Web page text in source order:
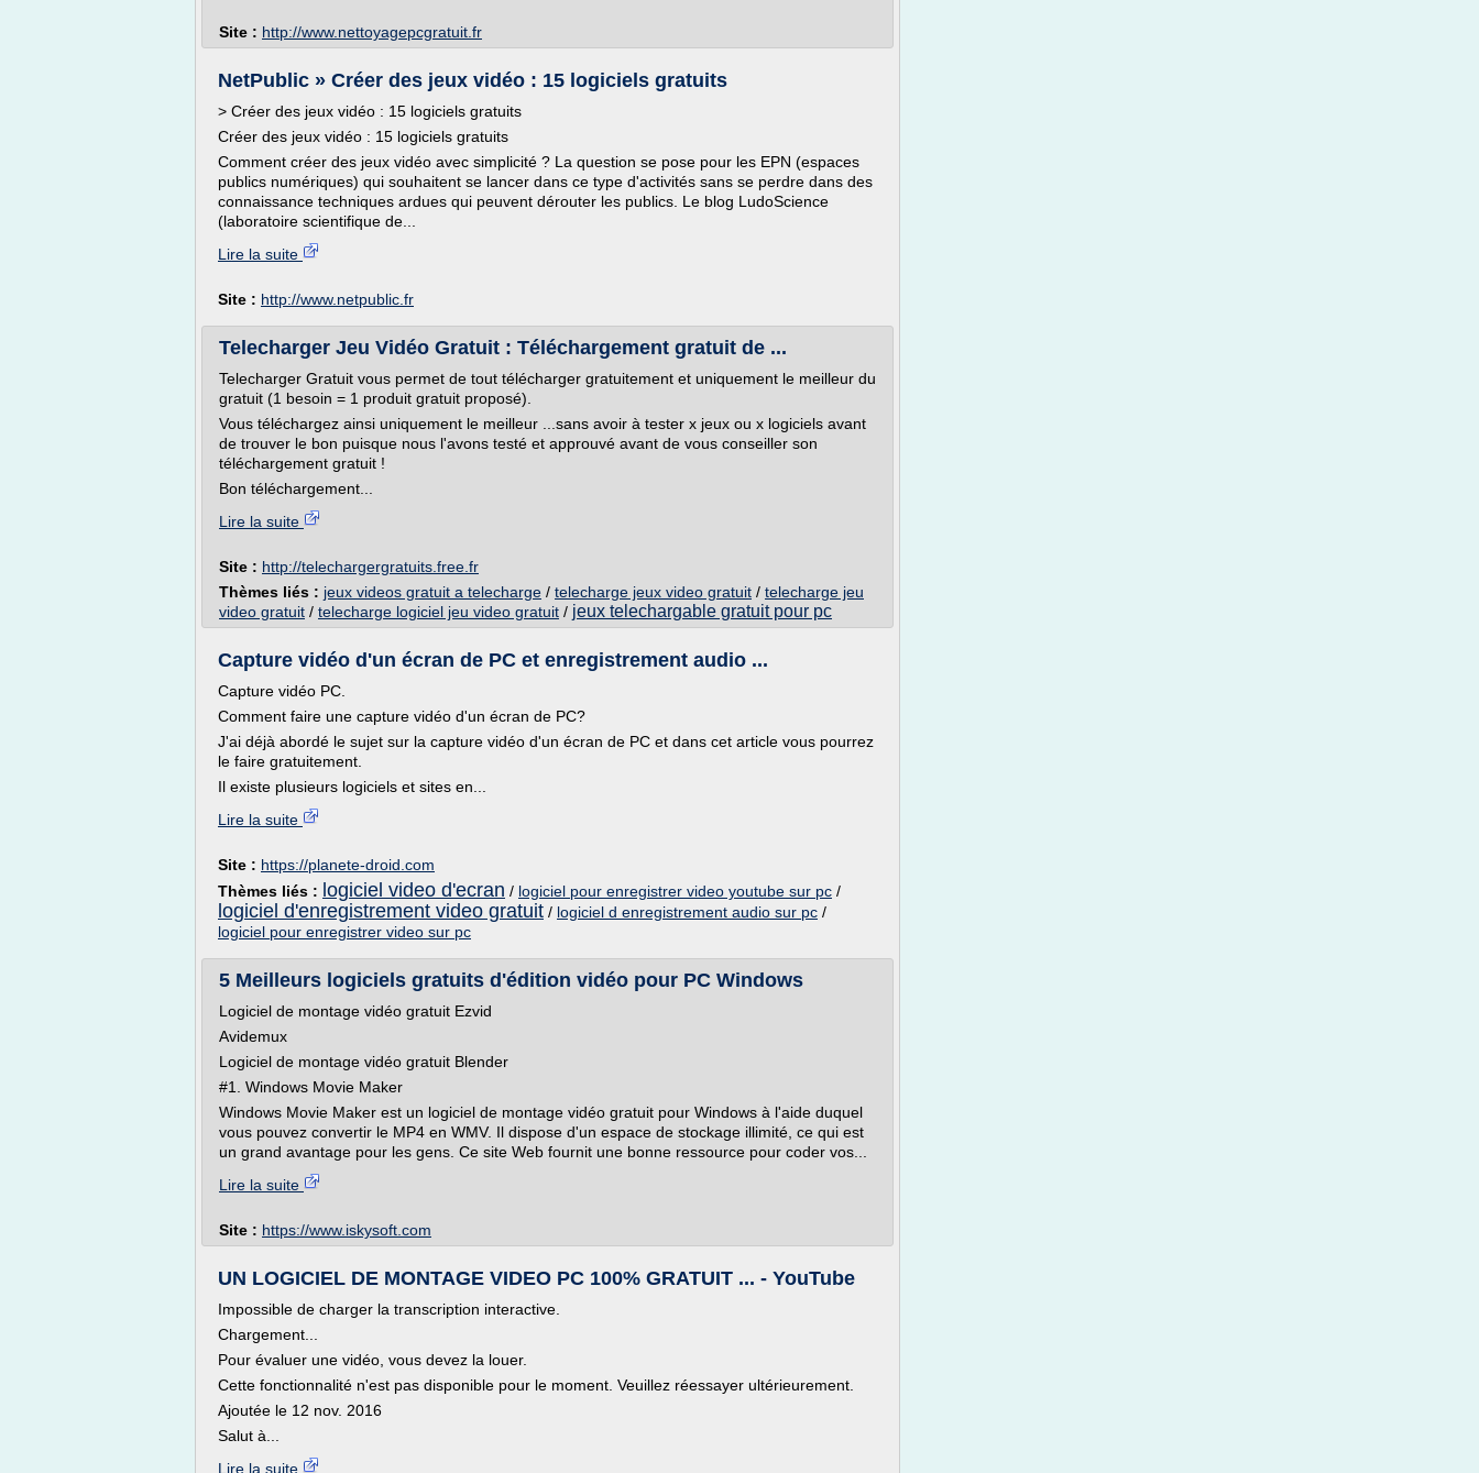
Site : http://www.nettoyagepcgratuit.fr
NetPublic » Créer des jeux vidéo : 15 logiciels gratuits
> Créer des jeux vidéo : 15 logiciels gratuits
Créer des jeux vidéo : 15 logiciels gratuits
Comment créer des jeux vidéo avec simplicité ? La question se pose pour les EPN (espaces
publics numériques) qui souhaitent se lancer dans ce type d'activités sans se perdre dans des
connaissance techniques ardues qui peuvent dérouter les publics. Le blog LudoScience
(laboratoire scientifique de...
Lire la suite
Site : http://www.netpublic.fr
Telecharger Jeu Vidéo Gratuit : Téléchargement gratuit de ...
Telecharger Gratuit vous permet de tout télécharger gratuitement et uniquement le meilleur du
gratuit (1 besoin = 1 produit gratuit proposé).
Vous téléchargez ainsi uniquement le meilleur ...sans avoir à tester x jeux ou x logiciels avant
de trouver le bon puisque nous l'avons testé et approuvé avant de vous conseiller son
téléchargement gratuit !
Bon téléchargement...
Lire la suite
Site : http://telechargergratuits.free.fr
Thèmes liés : jeux videos gratuit a telecharge / telecharge jeux video gratuit / telecharge jeu
video gratuit / telecharge logiciel jeu video gratuit / jeux telechargable gratuit pour pc
Capture vidéo d'un écran de PC et enregistrement audio ...
Capture vidéo PC.
Comment faire une capture vidéo d'un écran de PC?
J'ai déjà abordé le sujet sur la capture vidéo d'un écran de PC et dans cet article vous pourrez
le faire gratuitement.
Il existe plusieurs logiciels et sites en...
Lire la suite
Site : https://planete-droid.com
Thèmes liés : logiciel video d'ecran / logiciel pour enregistrer video youtube sur pc /
logiciel d'enregistrement video gratuit / logiciel d enregistrement audio sur pc /
logiciel pour enregistrer video sur pc
5 Meilleurs logiciels gratuits d'édition vidéo pour PC Windows
Logiciel de montage vidéo gratuit Ezvid
Avidemux
Logiciel de montage vidéo gratuit Blender
#1. Windows Movie Maker
Windows Movie Maker est un logiciel de montage vidéo gratuit pour Windows à l'aide duquel
vous pouvez convertir le MP4 en WMV. Il dispose d'un espace de stockage illimité, ce qui est
un grand avantage pour les gens. Ce site Web fournit une bonne ressource pour coder vos...
Lire la suite
Site : https://www.iskysoft.com
UN LOGICIEL DE MONTAGE VIDEO PC 100% GRATUIT ... - YouTube
Impossible de charger la transcription interactive.
Chargement...
Pour évaluer une vidéo, vous devez la louer.
Cette fonctionnalité n'est pas disponible pour le moment. Veuillez réessayer ultérieurement.
Ajoutée le 12 nov. 2016
Salut à...
Lire la suite